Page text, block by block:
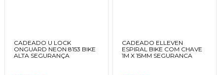
CADEADO U LOCK
ONGUARD NEON 8153 BIKE
ALTA SEGURANÇA
CADEADO ELLEVEN
ESPIRAL BIKE COM CHAVE
1M X 15MM SEGURANCA